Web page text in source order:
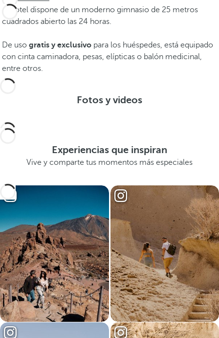
El hotel dispone de un moderno gimnasio de 25 metros
cuadrados abierto las 24 horas.
De uso gratis y exclusivo para los huéspedes, está equipado
con cinta caminadora, pesas, elípticas o balón medicinal,
entre otros.
Fotos y videos
Experiencias que inspiran
Vive y comparte tus momentos más especiales